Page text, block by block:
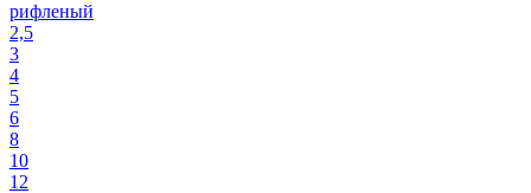
рифленый
2,5
3
4
5
6
8
10
12